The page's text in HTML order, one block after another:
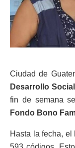
Ciudad de
Desarrollo
fin de semana
Fondo Bono
Hasta la fecha, el